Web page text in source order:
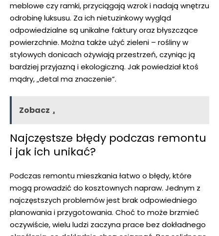
meblowe czy ramki, przyciągają wzrok i nadają wnętrzu
odrobinę luksusu. Za ich nietuzinkowy ​wygląd
odpowiedzialne są unikalne faktury oraz błyszczące
powierzchnie.‍ Można także​ użyć zieleni ‍– rośliny w
stylowych donicach ożywiają ‌przestrzeń, czyniąc ją
bardziej przyjazną i ekologiczną. Jak‍ powiedział⁤ ktoś
mądry, „detal ma znaczenie”.
Zobacz .
Najczęstsze ⁤błędy⁤ podczas​ remontu
⁣i jak ich unikać?
Podczas ⁤remontu mieszkania łatwo o błędy,​ które
mogą prowadzić do kosztownych‌ napraw. Jednym z
⁤najczęstszych problemów jest⁤ brak odpowiedniego
planowania ⁤i przygotowania. Choć to​ może⁣ brzmieć
oczywiście, wielu ludzi ​zaczyna prace bez ⁣dokładnego